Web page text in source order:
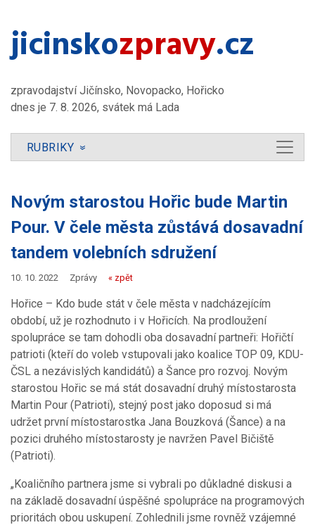
jicinsko​zpravy.cz
zpravodajství Jičínsko, Novopacko, Hořicko
dnes je 7. 8. 2026, svátek má Lada
RUBRIKY »
Novým starostou Hořic bude Martin
Pour. V čele města zůstává dosavadní
tandem volebních sdružení
10. 10. 2022 Zprávy « zpět
Hořice – Kdo bude stát v čele města v nadcházejícím
období, už je rozhodnuto i v Hořicích. Na prodloužení
spolupráce se tam dohodli oba dosavadní partneři: Hořičtí
patrioti (kteří do voleb vstupovali jako koalice TOP 09, KDU-
ČSL a nezávislých kandidátů) a Šance pro rozvoj. Novým
starostou Hořic se má stát dosavadní druhý místostarosta
Martin Pour (Patrioti), stejný post jako doposud si má
udržet první místostarostka Jana Bouzková (Šance) a na
pozici druhého místostarosty je navržen Pavel Bičiště
(Patrioti).
„Koaličního partnera jsme si vybrali po důkladné diskusi a
na základě dosavadní úspěšné spolupráce na programových
prioritách obou uskupení. Zohlednili jsme rovněž vzájemné